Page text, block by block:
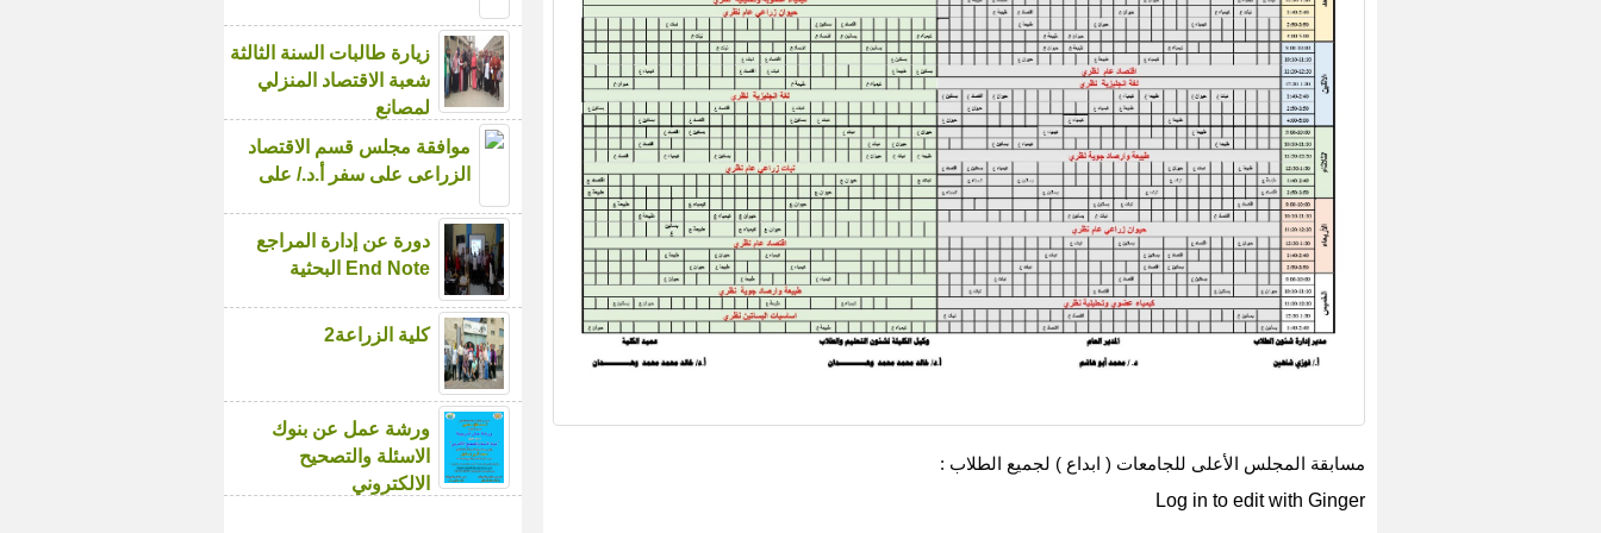
مسابقة المجلس الأعلى للجامعات ( ابداع ) لجميع الطلاب :
Log in to edit with Ginger
زيارة طالبات السنة الثالثة
شعبة الاقتصاد المنزلي
لمصانع
موافقة مجلس قسم الاقتصاد
الزراعى على سفر أ.د./ على
دورة عن إدارة المراجع
البحثية End Note
كلية الزراعة2
ورشة عمل عن بنوك
الاسئلة والتصحيح
الالكتروني